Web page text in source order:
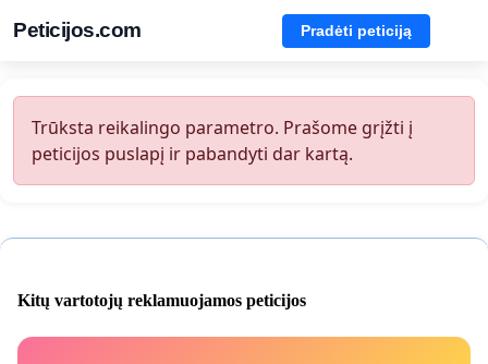
Peticijos.com Pradėti peticiją
Trūksta reikalingo parametro. Prašome grįžti į
peticijos puslapį ir pabandyti dar kartą.
Kitų vartotojų reklamuojamos peticijos